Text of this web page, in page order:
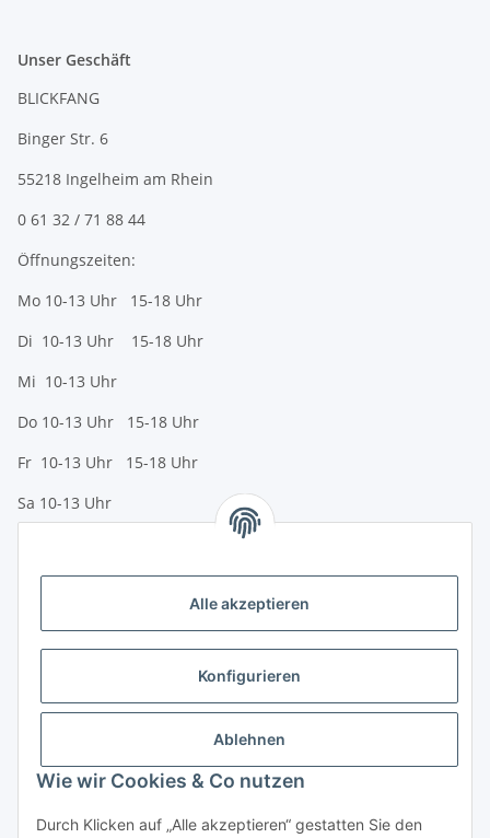
Alle akzeptieren
Konfigurieren
Ablehnen
Wie wir Cookies & Co nutzen
Durch Klicken auf „Alle akzeptieren“ gestatten Sie den
Unser Geschäft
BLICKFANG
Binger Str. 6
55218 Ingelheim am Rhein
0 61 32 / 71 88 44
Öffnungszeiten:
Mo 10-13 Uhr 15-18 Uhr
Di 10-13 Uhr 15-18 Uhr
Mi 10-13 Uhr
Do 10-13 Uhr 15-18 Uhr
Fr 10-13 Uhr 15-18 Uhr
Sa 10-13 Uhr
Vorkasse (per Bank-Überweisung)
Sofortüberweisung
Rechnungskauf
Gesetzliche Informationen